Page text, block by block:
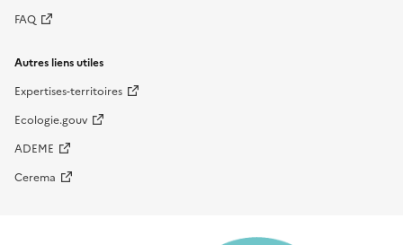
FAQ
Autres liens utiles
Expertises-territoires
Ecologie.gouv
ADEME
Cerema